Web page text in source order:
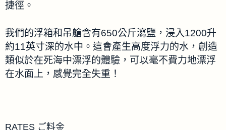
捷徑。
我們的浮箱和吊艙含有650公斤瀉鹽，浸入1200升
約11英寸深的水中。這會產生高度浮力的水，創造
類似於在死海中漂浮的體驗，可以毫不費力地漂浮
在水面上，感覺完全失重！
RATES ご料金